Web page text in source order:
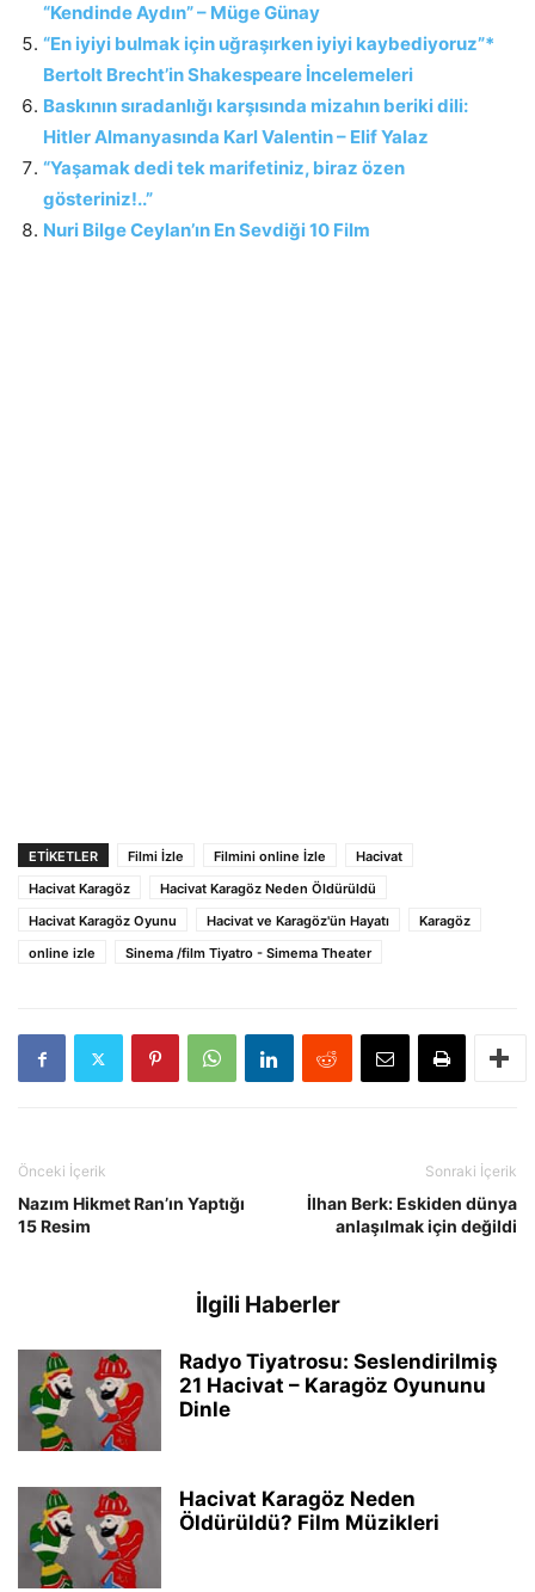
“Kendinde Aydın” – Müge Günay
“En iyiyi bulmak için uğraşırken iyiyi kaybediyoruz”*
Bertolt Brecht’in Shakespeare İncelemeleri
Baskının sıradanlığı karşısında mizahın beriki dili:
Hitler Almanyasında Karl Valentin – Elif Yalaz
“Yaşamak dedi tek marifetiniz, biraz özen
gösteriniz!..”
Nuri Bilge Ceylan’ın En Sevdiği 10 Film
ETIKETLER Filmi İzle Filmini online İzle
Hacivat
Hacivat Karagöz
Hacivat Karagöz Neden Öldürüldü
Hacivat Karagöz Oyunu
Hacivat ve Karagöz'ün Hayatı
Karagöz
online izle
Sinema /film Tiyatro - Simema Theater
Önceki İçerik
Nazım Hikmet Ran’ın Yaptığı
15 Resim
Sonraki İçerik
İlhan Berk: Eskiden dünya
anlaşılmak için değildi
İlgili Haberler
Radyo Tiyatrosu: Seslendirilmiş
21 Hacivat – Karagöz Oyununu
Dinle
Hacivat Karagöz Neden
Öldürüldü? Film Müzikleri